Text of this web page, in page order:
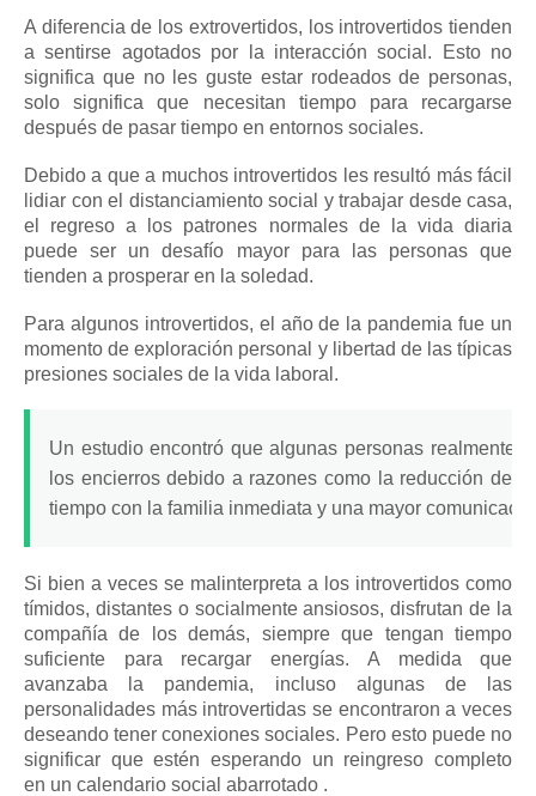
A diferencia de los extrovertidos, los introvertidos tienden
a sentirse agotados por la interacción social.
Esto no
significa que no les guste estar rodeados de personas,
solo significa que necesitan tiempo para recargarse
después de pasar tiempo en entornos sociales.
Debido a que a muchos introvertidos les resultó más fácil
lidiar con el distanciamiento social y trabajar desde casa,
el regreso a los patrones normales de la vida diaria
puede ser un desafío mayor para las personas que
tienden a prosperar en la soledad.
Para algunos introvertidos, el año de la pandemia fue un
momento de exploración personal y libertad de las típicas
presiones sociales de la vida laboral.
Un estudio encontró que algunas personas realmente
los encierros debido a razones como la reducción de
tiempo con la familia inmediata y una mayor
Si bien a veces se malinterpreta a los introvertidos como
tímidos, distantes o socialmente ansiosos, disfrutan de la
compañía de los demás, siempre que tengan tiempo
suficiente para recargar energías. A medida que
avanzaba la pandemia, incluso algunas de las
personalidades más introvertidas se encontraron a veces
deseando tener conexiones sociales. Pero esto puede no
significar que estén esperando un reingreso completo
en un calendario social abarrotado .